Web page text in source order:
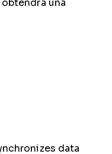
una
data